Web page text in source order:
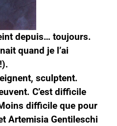
depuis… toujours.
quand je l’ai
sculptent.
C’est difficile
difficile que pour
Artemisia Gentileschi